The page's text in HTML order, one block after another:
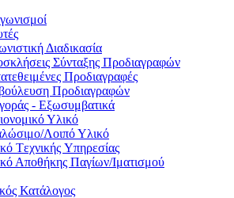
Διαδικασία
Σύνταξης Προδιαγραφών
Προδιαγραφές
Προδιαγραφών
- Εξωσυμβατικά
Υλικό
Λοιπό Υλικό
Tεχνικής Yπηρεσίας
Αποθήκης Παγίων/Ιματισμού
Κατάλογος